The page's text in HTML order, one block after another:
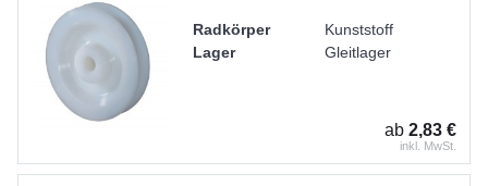
Radkörper
Kunststoff
Lager
Gleitlager
ab 2,83 €
inkl. MwSt.